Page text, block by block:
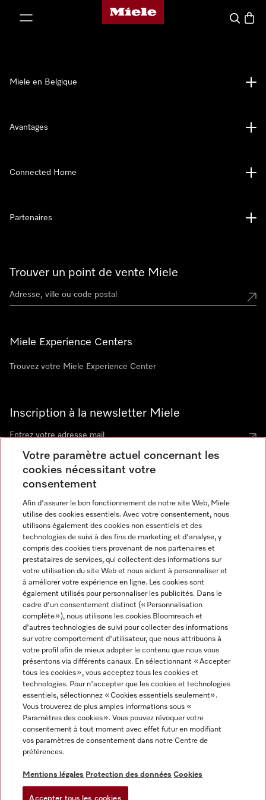
Page d'accueil de Miele
Search
Trouver un point de vente Miele
Miele Experience Centers
Trouvez votre Miele Experience Center
Inscription à la newsletter Miele
Contact contact@miele-support.be
Langue
FRANÇAIS
Miele en Belgique
Avantages
Connected Home
Partenaires
Informations légales
CGV
Conditions d’utilisation
Déclaration d'accessibilité
Digital Services Act
Miele sur Facebook
Miele sur Youtube
Miele sur Instagram
Miele sur Pinterest
Votre paramètre actuel concernant les
cookies nécessitant votre
consentement
Afin d'assurer le bon fonctionnement de notre site Web, Miele
utilise des cookies essentiels. Avec votre consentement, nous
utilisons également des cookies non essentiels et des
technologies de suivi à des fins de marketing et d'analyse, y
compris des cookies tiers provenant de nos partenaires et
prestataires de services, qui collectent des informations sur
votre utilisation du site Web et nous aident à personnaliser et
à améliorer votre expérience en ligne. Les cookies sont
également utilisés pour personnaliser les publicités. Dans le
cadre d'un consentement distinct (« Personnalisation
complète »), nous utilisons les cookies Bloomreach et
d'autres technologies de suivi pour collecter des informations
sur votre comportement d'utilisateur, que nous attribuons à
votre profil afin de mieux adapter le contenu que nous vous
présentons via différents canaux. En sélectionnant « Accepter
tous les cookies », vous acceptez tous les cookies et
technologies. Pour n'accepter que les cookies et technologies
essentiels, sélectionnez « Cookies essentiels seulement».
Vous trouverez de plus amples informations sous «
Paramètres des cookies ». Vous pouvez révoquer votre
consentement à tout moment avec effet futur en modifiant
vos paramètres de consentement dans notre Centre de
préférences.
Mentions légales Protection des données Cookies